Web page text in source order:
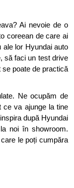
Ai nevoie de o
coreean de care ai
ale lor Hyundai auto
să faci un test drive
poate de practică
Ne ocupăm de
ce va ajunge la tine
după Hyundai
noi în showroom.
le poți cumpăra